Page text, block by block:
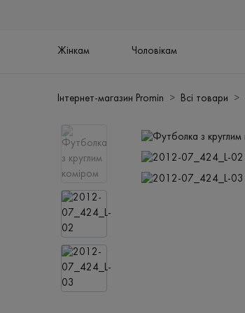
Жінкам Чоловікам
Інтернет-магазин Promin Всі товари